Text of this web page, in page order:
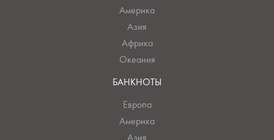
Америка
Азия
Африка
Океания
БАНКНОТЫ
Европа
Америка
Азия